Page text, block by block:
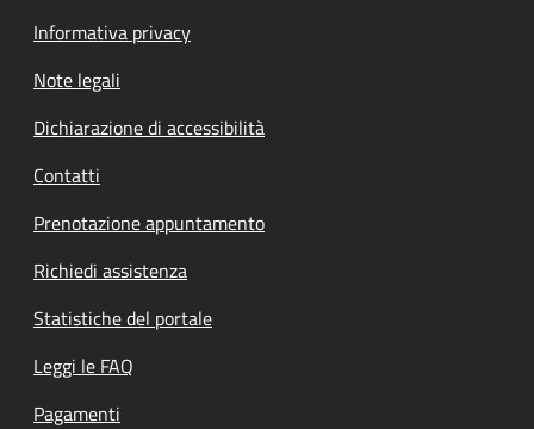
Informativa privacy
Note legali
Dichiarazione di accessibilità
Contatti
Prenotazione appuntamento
Richiedi assistenza
Statistiche del portale
Leggi le FAQ
Pagamenti